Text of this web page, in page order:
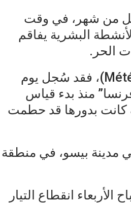
من شهر، في وقت
البشرية يفاقم
الحر.
ووفق هيئة الأرصاد الجوية الفرنسية (Météo-France)، فقد سُجل يوم
فرنسا” منذ بدء قياس
ليلة سابقة كانت بدورها قد حطمت
44,3 درجة مئوية في مدينة بيسو، في منطقة
انقطاع التيار